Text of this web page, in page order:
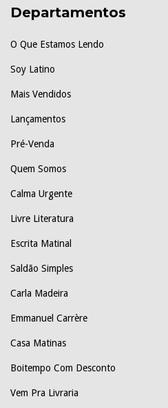
Departamentos
O Que Estamos Lendo
Soy Latino
Mais Vendidos
Lançamentos
Pré-Venda
Quem Somos
Calma Urgente
Livre Literatura
Escrita Matinal
Saldão Simples
Carla Madeira
Emmanuel Carrère
Casa Matinas
Boitempo Com Desconto
Vem Pra Livraria